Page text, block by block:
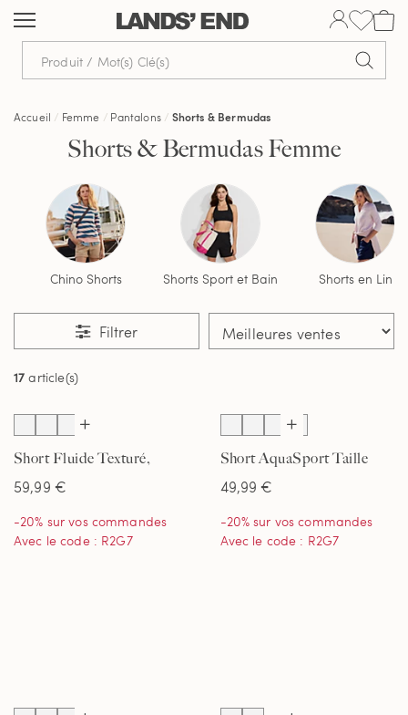
Aller
au
contenu
Aller
navigation
Aller
dans
barre
recherche
Accueil Femme Pantalons Shorts & Bermudas
Shorts & Bermudas Femme
Chino Shorts Shorts Sport et Bain Shorts en Lin
Filtrer
17 article(s)
Short Fluide Texturé,
59,99 €
-20% sur vos commandes
Avec le code : R2G7
Short AquaSport Taille
Femme
49,99 €
-20% sur vos commandes
Avec le code : R2G7